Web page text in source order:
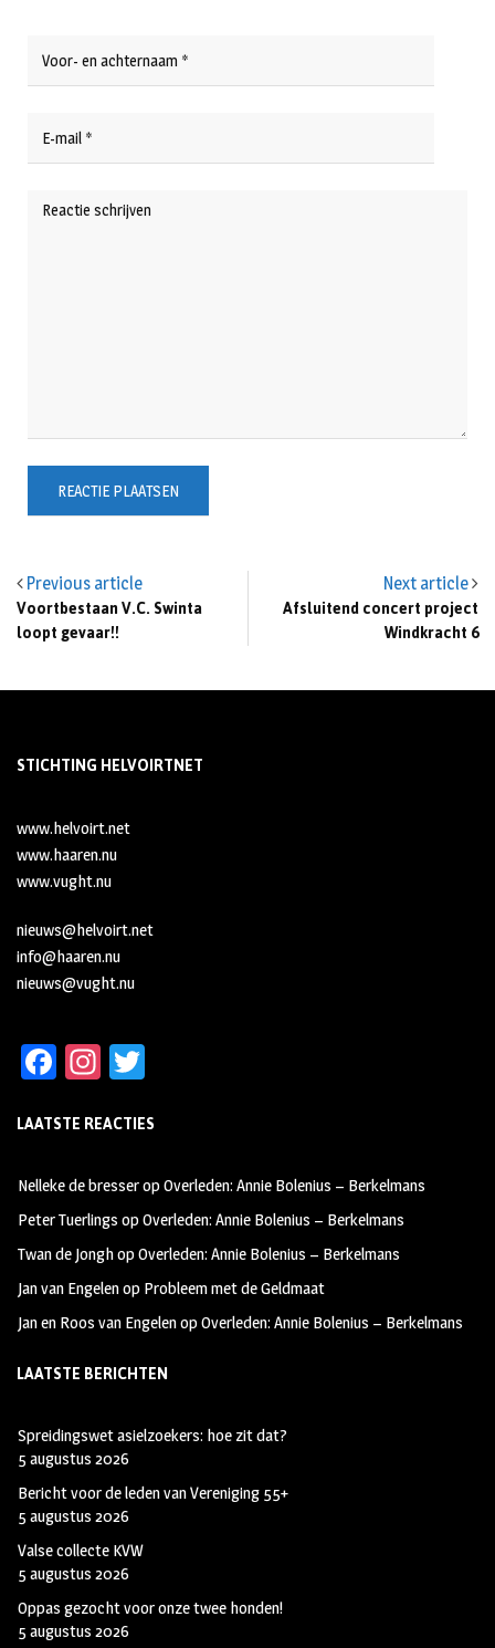
Previous article
Voortbestaan V.C. Swinta
loopt gevaar!!
Next article
Afsluitend concert project
Windkracht 6
STICHTING HELVOIRTNET
www.helvoirt.net
www.haaren.nu
www.vught.nu
nieuws@helvoirt.net
info@haaren.nu
nieuws@vught.nu
Fa
b
oo
k
In
ag
m
tt
LAATSTE REACTIES
Nelleke de bresseropOverleden: Annie Bolenius – Berkelmans
Peter Tuerlings opOverleden: Annie Bolenius – Berkelmans
Twan de JonghopOverleden: Annie Bolenius – Berkelmans
Jan van Engelenop Probleem met de Geldmaat
Jan en Roos van EngelenopOverleden: Annie Bolenius – Berkelmans
LAATSTE BERICHTEN
Spreidingswet asielzoekers: hoe zit dat?
5 augustus 2026
Bericht voor de leden van Vereniging 55+
5 augustus 2026
Valse collecte KVW
5 augustus 2026
Oppas gezocht voor onze twee honden!
5 augustus 2026